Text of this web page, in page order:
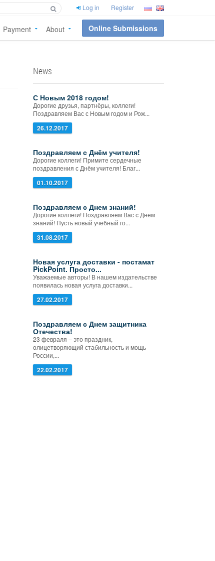
Log in Register
Payment About Online Submissions
News
С Новым 2018 годом!
Дорогие друзья, партнёры, коллеги!
Поздравляем Вас с Новым годом и Рож...
26.12.2017
Поздравляем с Днём учителя!
Дорогие коллеги! Примите сердечные
поздравления с Днём учителя! Благ...
01.10.2017
Поздравляем с Днем знаний!
Дорогие коллеги! Поздравляем Вас с Днем
знаний! Пусть новый учебный го...
31.08.2017
Новая услуга доставки - постамат
PickPoint. Просто...
Уважаемые авторы! В нашем издательстве
появилась новая услуга доставки...
27.02.2017
Поздравляем с Днем защитника
Отечества!
23 февраля – это праздник,
олицетворяющий стабильность и мощь
России,...
22.02.2017